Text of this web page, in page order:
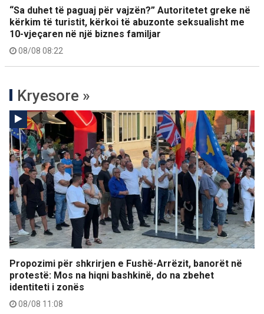
“Sa duhet të paguaj për vajzën?” Autoritetet greke në
kërkim të turistit, kërkoi të abuzonte seksualisht me
10-vjeçaren në një biznes familjar
08/08 08:22
Kryesore »
Propozimi për shkrirjen e Fushë-Arrëzit, banorët në
protestë: Mos na hiqni bashkinë, do na zbehet
identiteti i zonës
08/08 11:08